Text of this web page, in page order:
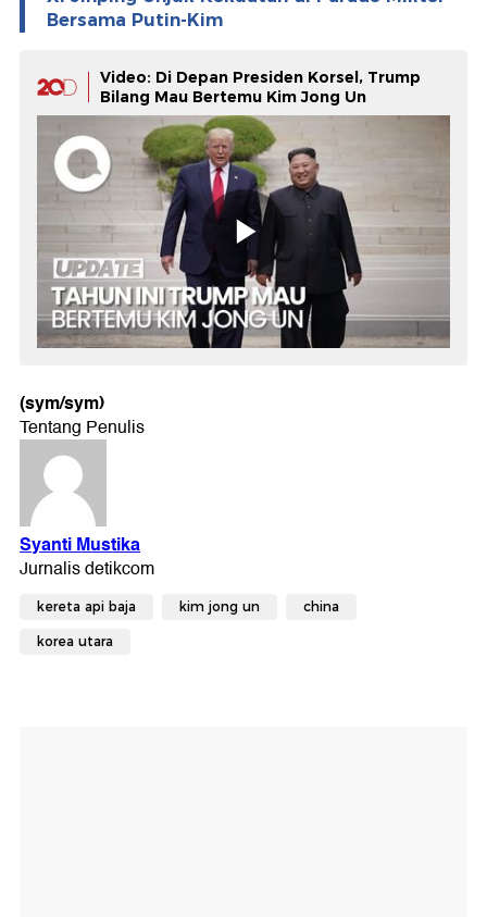
Bersama Putin-Kim
Video: Di Depan Presiden Korsel, Trump
Bilang Mau Bertemu Kim Jong Un
(sym/sym)
kereta api baja kim jong un china
korea utara